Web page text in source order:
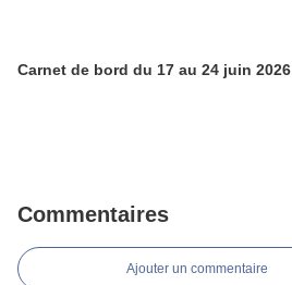
Carnet de bord du 17 au 24 juin 2026
Commentaires
Ajouter un commentaire